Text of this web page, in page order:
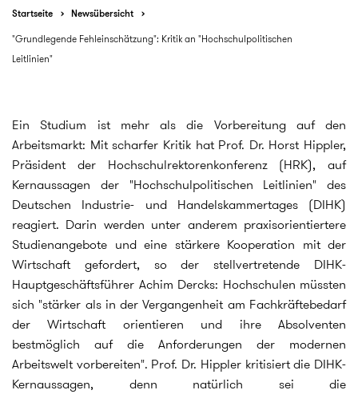
Startseite
Newsübersicht
"Grundlegende Fehleinschätzung": Kritik an "Hochschulpolitischen
Leitlinien"
Ein Studium ist mehr als die Vorbereitung auf den
Arbeitsmarkt: Mit scharfer Kritik hat Prof. Dr. Horst Hippler,
Präsident der Hochschulrektorenkonferenz (HRK), auf
Kernaussagen der "Hochschulpolitischen Leitlinien" des
Deutschen Industrie- und Handelskammertages (DIHK)
reagiert. Darin werden unter anderem praxisorientiertere
Studienangebote und eine stärkere Kooperation mit der
Wirtschaft gefordert, so der stellvertretende DIHK-
Hauptgeschäftsführer Achim Dercks: Hochschulen müssten
sich "stärker als in der Vergangenheit am Fachkräftebedarf
der Wirtschaft orientieren und ihre Absolventen
bestmöglich auf die Anforderungen der modernen
Arbeitswelt vorbereiten". Prof. Dr. Hippler kritisiert die DIHK-
Kernaussagen, denn natürlich sei die